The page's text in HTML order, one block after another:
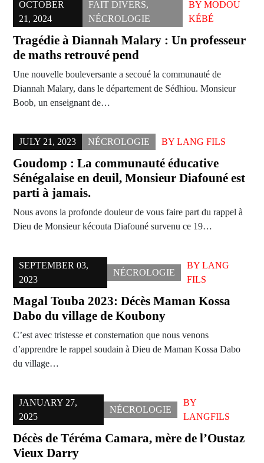
OCTOBER
21, 2024
FAIT DIVERS,
NÉCROLOGIE
BY MODOU
KÉBÉ
Tragédie à Diannah Malary : Un professeur
de maths retrouvé pend
Une nouvelle bouleversante a secoué la communauté de
Diannah Malary, dans le département de Sédhiou. Monsieur
Boob, un enseignant de…
JULY 21, 2023 NÉCROLOGIE BY LANG FILS
Goudomp : La communauté éducative
Sénégalaise en deuil, Monsieur Diafouné est
parti à jamais.
Nous avons la profonde douleur de vous faire part du rappel à
Dieu de Monsieur kécouta Diafouné survenu ce 19…
SEPTEMBER 03,
2023
NÉCROLOGIE
BY LANG
FILS
Magal Touba 2023: Décès Maman Kossa
Dabo du village de Koubony
C’est avec tristesse et consternation que nous venons
d’apprendre le rappel soudain à Dieu de Maman Kossa Dabo
du village…
JANUARY 27,
2025
NÉCROLOGIE
BY
LANGFILS
Décès de Téréma Camara, mère de l’Oustaz
Vieux Darry